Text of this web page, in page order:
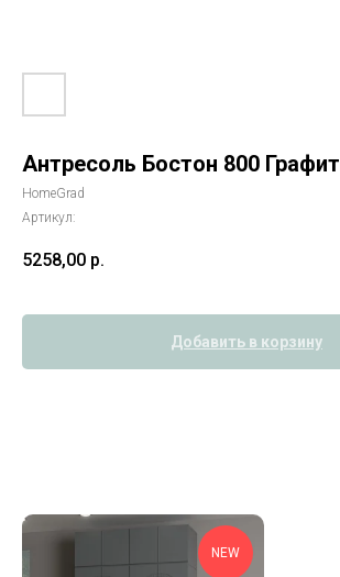
Антресоль Бостон 800 Графит
HomeGrad
Артикул:
5258,00 р.
Добавить в корзину
NEW